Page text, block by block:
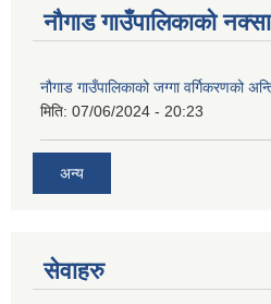
नौगाड गाउँपालिकाको नक्सा
नौगाड गाउँपालिकाको जग्गा वर्गिकरणको
मिति: 07/06/2024 - 20:23
अन्य
सेवाहरु